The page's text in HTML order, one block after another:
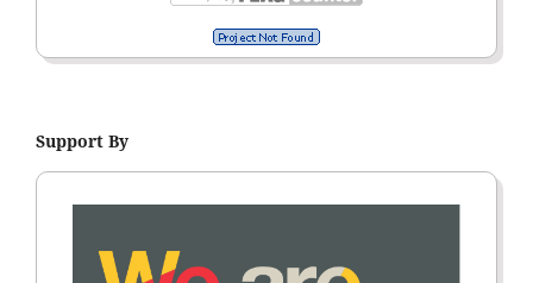
Support By